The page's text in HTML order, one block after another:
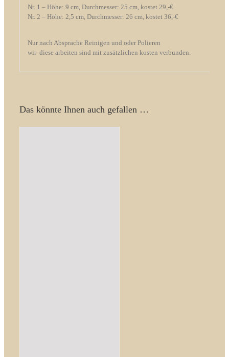
Nr. 1 – Höhe: 9 cm, Durchmesser: 25 cm, kostet 29,-€
Nr. 2 – Höhe: 2,5 cm, Durchmesser: 26 cm, kostet 36,-€
Nur nach Absprache Reinigen und oder Polieren
wir diese arbeiten sind mit zusätzlichen kosten verbunden.
Das könnte Ihnen auch gefallen …